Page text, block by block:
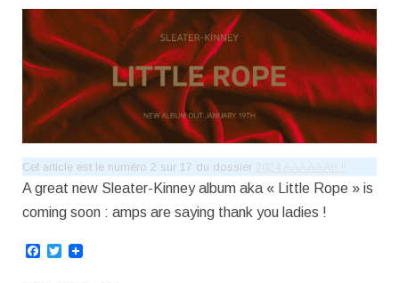
Cet article est le numéro 2 sur 17 du dossier 2024 AAAAAAh !!
A great new Sleater-Kinney album aka « Little Rope » is
coming soon : amps are saying thank you ladies !
Facebook
Twitter